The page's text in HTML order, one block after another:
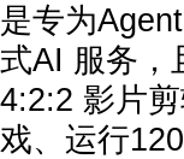
是专为
式AI 服务，
4:2:2 影片
戏、运行